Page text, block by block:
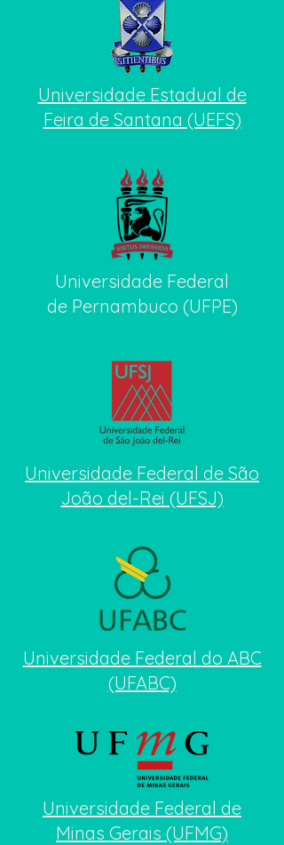
Universidade Estadual de
Feira de Santana (UEFS)
Universidade Federal
de Pernambuco (UFPE)
Universidade Federal de São
João del-Rei (UFSJ)
Universidade Federal do ABC
(UFABC)
Universidade Federal de
Minas Gerais (UFMG)